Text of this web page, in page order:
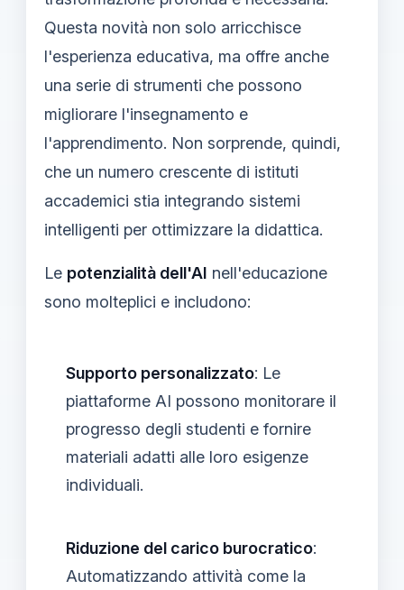
Questa novità non solo arricchisce
l'esperienza educativa, ma offre anche
una serie di strumenti che possono
migliorare l'insegnamento e
l'apprendimento. Non sorprende, quindi,
che un numero crescente di istituti
accademici stia integrando sistemi
intelligenti per ottimizzare la didattica.
Le potenzialità dell'AI nell'educazione
sono molteplici e includono:
Supporto personalizzato: Le
piattaforme AI possono monitorare il
progresso degli studenti e fornire
materiali adatti alle loro esigenze
individuali.
Riduzione del carico burocratico:
Automatizzando attività come la